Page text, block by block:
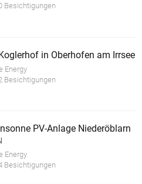
Besichtigungen
in Oberhofen am Irrsee
Energy
Besichtigungen
PV-Anlage Niederöblarn
Energy
Besichtigungen